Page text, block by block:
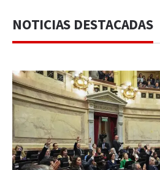
NOTICIAS DESTACADAS